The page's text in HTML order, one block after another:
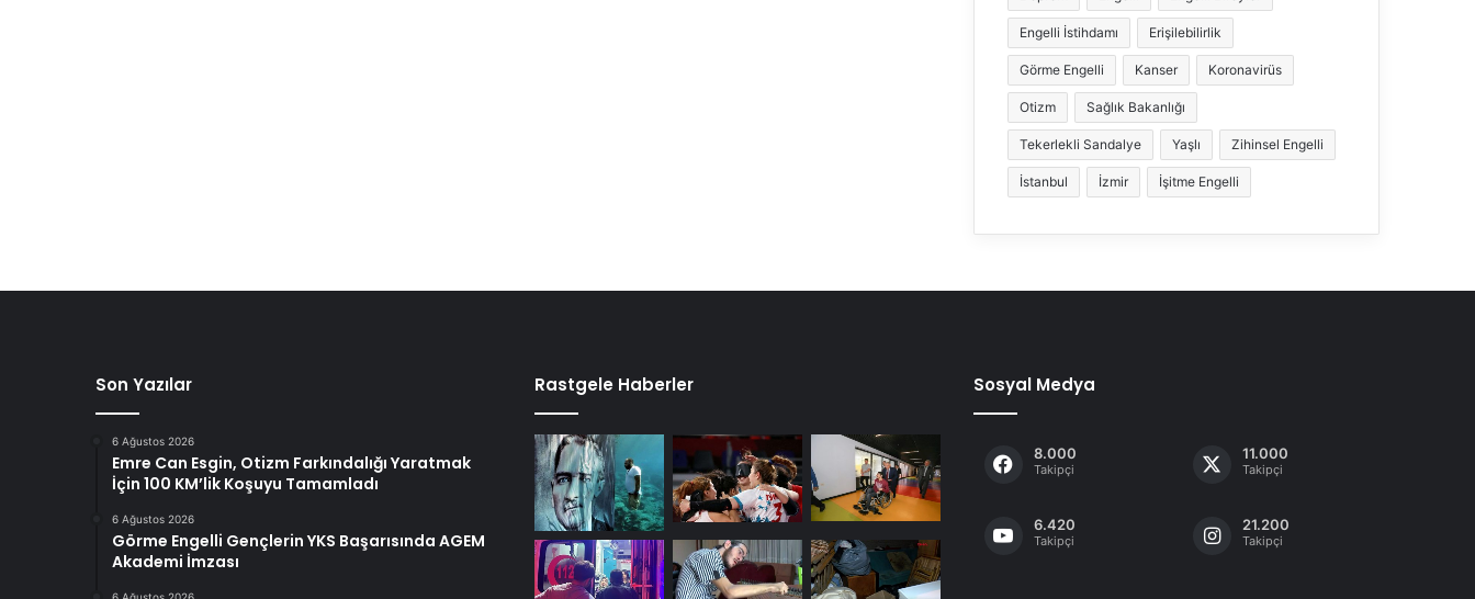
Engelli İstihdamı Erişilebilirlik
Görme Engelli Kanser Koronavirüs
Otizm Sağlık Bakanlığı
Tekerlekli Sandalye Yaşlı Zihinsel Engelli
İstanbul İzmir İşitme Engelli
Son Yazılar
6 Ağustos 2026
Emre Can Esgin, Otizm Farkındalığı Yaratmak
İçin 100 KM’lik Koşuyu Tamamladı
6 Ağustos 2026
Görme Engelli Gençlerin YKS Başarısında AGEM
Akademi İmzası
Rastgele Haberler Sosyal Medya
8.000
Takipçi
11.000
Takipçi
6.420
Takipçi
21.200
Takipçi